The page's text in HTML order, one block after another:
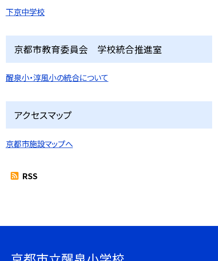
下京中学校
京都市教育委員会 学校統合推進室
醒泉小・淳風小の統合について
アクセスマップ
京都市施設マップへ
RSS